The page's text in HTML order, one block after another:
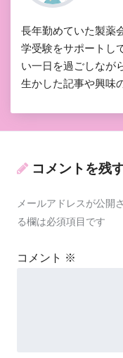
長年勤めていた製薬
学受験をサポートし
い一日を過ごしなが
生かした記事や興味
コメントを残
メールアドレスが公開
る欄は必須項目です
コメント ※